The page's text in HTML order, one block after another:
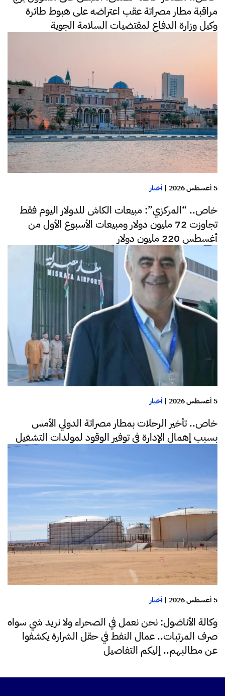
مراقبة مطار مصراتة عقب اعتراضه على هبوط طائرة
وكيل وزارة الدفاع لمقتضيات السلامة الجوية
5 أغسطس 2026 | أخبار
خاص.. “المركزي”: مبيعات الكاش للدولار اليوم فقط
تجاوزت 72 مليون دولار ومبيعات الأسبوع الأول من
أغسطس 220 مليون دولار
5 أغسطس 2026 | أخبار
خاص.. تأخير الرحلات بمطار مصراتة الدولي الأمس
بسبب إهمال الإدارة في توفير الوقود لمولدات التشغيل
5 أغسطس 2026 | أخبار
وكالة الأناضول: نحن نعمل في الصحراء ولا نريد شي سواه
صرف المرتبات.. عمال النفط في حقل الشرارة يكشفوا
عن مطالبهم.. إليكم التفاصيل